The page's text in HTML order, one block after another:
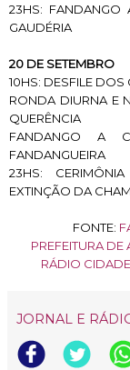
23HS:
GAUDÉRIA
20 DE SETEMBRO
10HS: DESFILE DOS
RONDA DIURNA E
QUERÊNCIA
FANDANGO A
FANDANGUEIRA
23HS:
EXTINÇÃO DA
FONTE:
PREFEITURA
RÁDIO
JORNAL E